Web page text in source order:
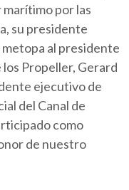
por las
su presidente
al presidente
Propeller, Gerard
ejecutivo de
del Canal de
como
de nuestro